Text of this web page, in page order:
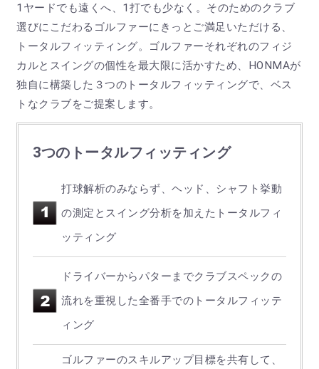
1ヤードでも遠くへ、1打でも少なく。そのためのクラブ
選びにこだわるゴルファーにきっとご満足いただける、
トータルフィッティング。ゴルファーそれぞれのフィジ
カルとスイングの個性を最大限に活かすため、HONMAが
独自に構築した３つのトータルフィッティングで、ベス
トなクラブをご提案します。
3つのトータルフィッティング
打球解析のみならず、ヘッド、シャフト挙動
の測定とスイング分析を加えたトータルフィ
ッティング
ドライバーからパターまでクラブスペックの
流れを重視した全番手でのトータルフィッテ
ィング
ゴルファーのスキルアップ目標を共有して、